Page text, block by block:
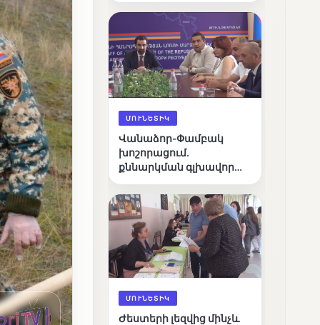
լճին
ՄՈՒՆԵՏԻԿ
Վանաձոր-Փամբակ
խոշորացում.
քննարկման գլխավոր
կառավարո՞ւմ, թե՞
քաղաքական նպատակ
ՄՈՒՆԵՏԻԿ
Ժեստերի լեզվից մինչև